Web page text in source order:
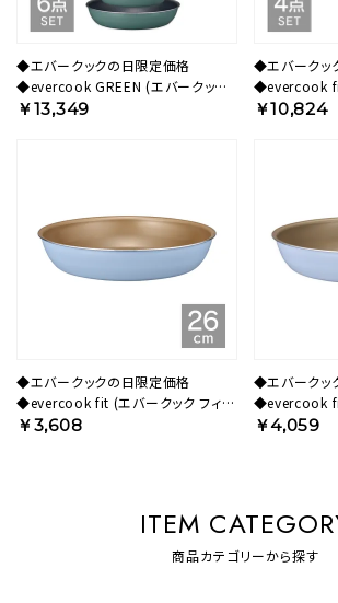
◆エバークックの日限定価格
◆evercook GREEN (エバークック
グリーン) IH対応 着脱式 フライパン
￥13,349
◆エバークッ
◆evercook fit
ト) IH対応 着脱式 フライパン セット
￥10,824
◆エバークックの日限定価格
◆evercook fit (エバークック フィッ
ト) 【限定色】 IH対応 フライパン
￥3,608
◆エバークッ
◆evercook fit
ト) 【限定色】 IH対応 フライパン
￥4,059
ITEM
商品カテゴリーから探す